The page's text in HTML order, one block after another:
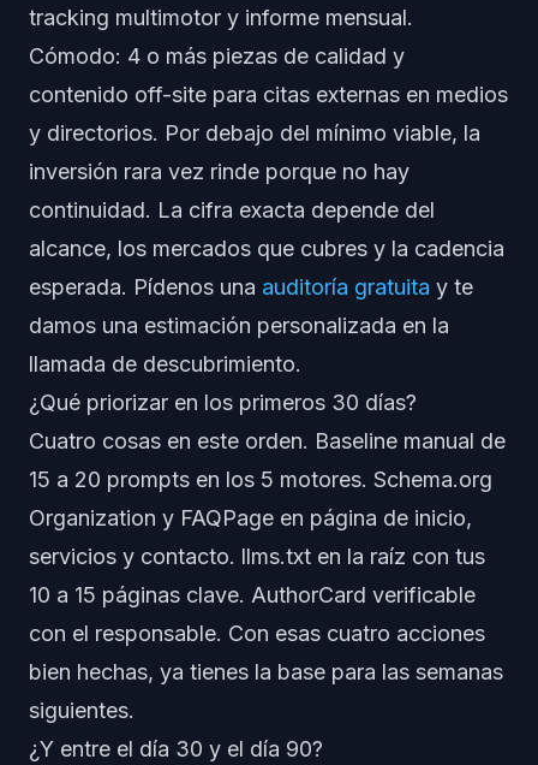
tracking multimotor y informe mensual.
Cómodo: 4 o más piezas de calidad y
contenido off-site para citas externas en medios
y directorios. Por debajo del mínimo viable, la
inversión rara vez rinde porque no hay
continuidad. La cifra exacta depende del
alcance, los mercados que cubres y la cadencia
esperada. Pídenos una auditoría gratuita y te
damos una estimación personalizada en la
llamada de descubrimiento.
¿Qué priorizar en los primeros 30 días?
Cuatro cosas en este orden. Baseline manual de
15 a 20 prompts en los 5 motores. Schema.org
Organization y FAQPage en página de inicio,
servicios y contacto. llms.txt en la raíz con tus
10 a 15 páginas clave. AuthorCard verificable
con el responsable. Con esas cuatro acciones
bien hechas, ya tienes la base para las semanas
siguientes.
¿Y entre el día 30 y el día 90?